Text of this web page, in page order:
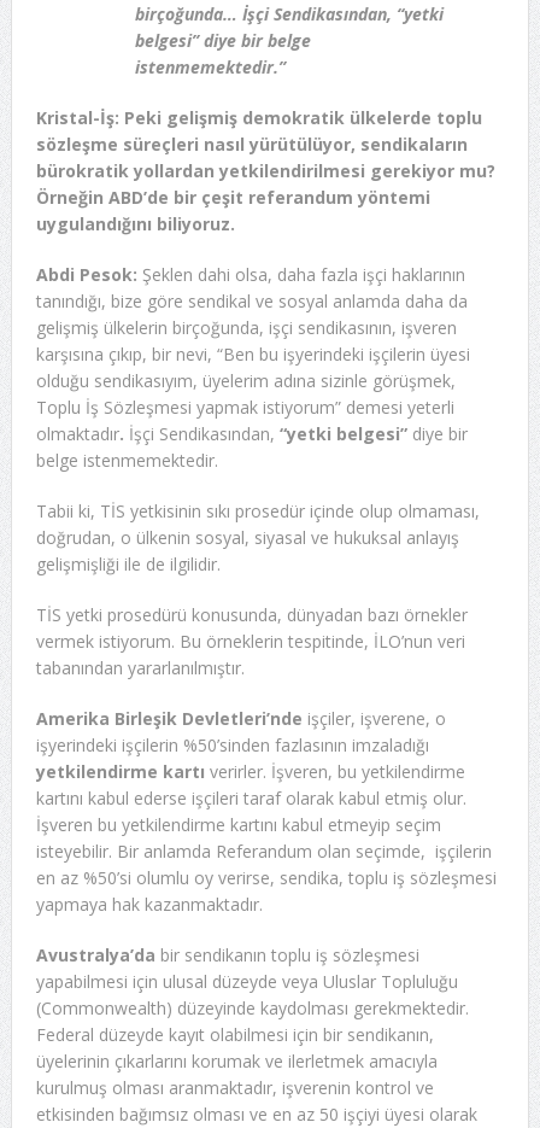
birçoğunda… İşçi Sendikasından, “yetki
belgesi” diye bir belge
istenmemektedir.”
Kristal-İş: Peki gelişmiş demokratik ülkelerde toplu
sözleşme süreçleri nasıl yürütülüyor, sendikaların
bürokratik yollardan yetkilendirilmesi gerekiyor mu?
Örneğin ABD’de bir çeşit referandum yöntemi
uygulandığını biliyoruz.
Abdi Pesok: Şeklen dahi olsa, daha fazla işçi haklarının
tanındığı, bize göre sendikal ve sosyal anlamda daha da
gelişmiş ülkelerin birçoğunda, işçi sendikasının, işveren
karşısına çıkıp, bir nevi, “Ben bu işyerindeki işçilerin üyesi
olduğu sendikasıyım, üyelerim adına sizinle görüşmek,
Toplu İş Sözleşmesi yapmak istiyorum” demesi yeterli
olmaktadır. İşçi Sendikasından, “yetki belgesi”diye bir
belge istenmemektedir.
Tabii ki, TİS yetkisinin sıkı prosedür içinde olup olmaması,
doğrudan, o ülkenin sosyal, siyasal ve hukuksal anlayış
gelişmişliği ile de ilgilidir.
TİS yetki prosedürü konusunda, dünyadan bazı örnekler
vermek istiyorum. Bu örneklerin tespitinde, İLO’nun veri
tabanından yararlanılmıştır.
Amerika Birleşik Devletleri’nde işçiler, işverene, o
işyerindeki işçilerin %50’sinden fazlasının imzaladığı
yetkilendirme kartı verirler. İşveren, bu yetkilendirme
kartını kabul ederse işçileri taraf olarak kabul etmiş olur.
İşveren bu yetkilendirme kartını kabul etmeyip seçim
isteyebilir. Bir anlamda Referandum olan seçimde, işçilerin
en az %50’si olumlu oy verirse, sendika, toplu iş sözleşmesi
yapmaya hak kazanmaktadır.
Avustralya’da bir sendikanın toplu iş sözleşmesi
yapabilmesi için ulusal düzeyde veya Uluslar Topluluğu
(Commonwealth) düzeyinde kaydolması gerekmektedir.
Federal düzeyde kayıt olabilmesi için bir sendikanın,
üyelerinin çıkarlarını korumak ve ilerletmek amacıyla
kurulmuş olması aranmaktadır, işverenin kontrol ve
etkisinden bağımsız olması ve en az 50 işçiyi üyesi olarak